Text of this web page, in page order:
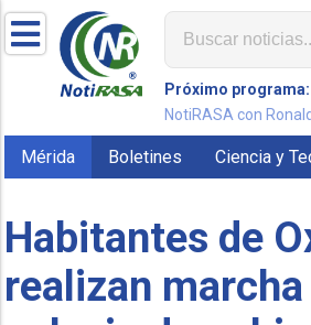
Próximo programa:
NotiRASA con
Mérida Boletines Ciencia y
Habitantes de
realizan marcha